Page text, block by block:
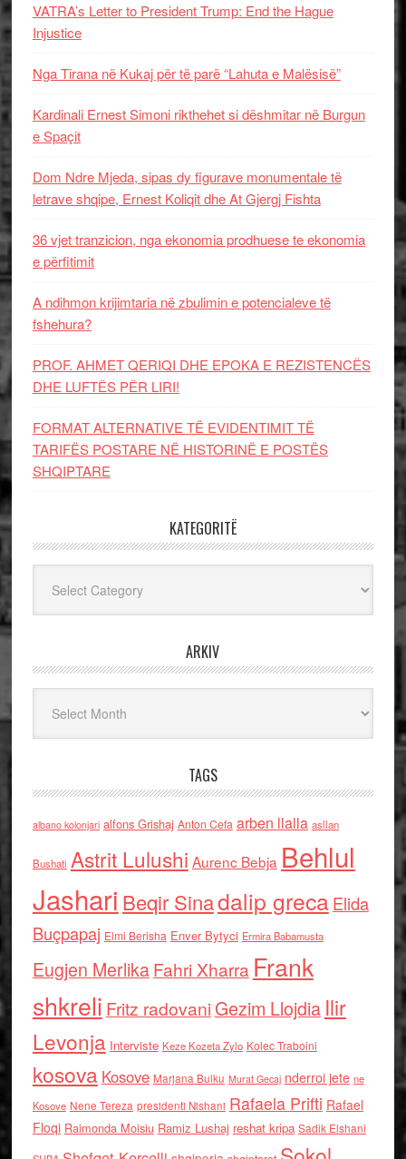
VATRA’s Letter to President Trump: End the Hague
Injustice
Nga Tirana në Kukaj për të parë “Lahuta e Malësisë”
Kardinali Ernest Simoni rikthehet si dëshmitar në Burgun
e Spaçit
Dom Ndre Mjeda, sipas dy figurave monumentale të
letrave shqipe, Ernest Koliqit dhe At Gjergj Fishta
36 vjet tranzicion, nga ekonomia prodhuese te ekonomia
e përfitimit
A ndihmon krijimtaria në zbulimin e potencialeve të
fshehura?
PROF. AHMET QERIQI DHE EPOKA E REZISTENCЁS
DHE LUFTЁS PЁR LIRI!
FORMAT ALTERNATIVE TË EVIDENTIMIT TË
TARIFËS POSTARE NË HISTORINË E POSTËS
SHQIPTARE
KATEGORITË
ARKIV
TAGS
albano kolonjari alfons Grishaj Anton Cefa arben llalla asllan
Bushati Astrit Lulushi Aurenc Bebja Behlul
Jashari Beqir Sinadalip grecaElida
Buçpapaj Elmi Berisha Enver Bytyci Ermira Babamusta
Eugjen MerlikaFahri Xharra Frank
shkreli Fritz radovaniGezim Llojdia Ilir
Levonja Interviste Keze Kozeta Zylo Kolec Traboini
kosova Kosove Marjana Bulku Murat Gecaj nderroi jete ne
Kosove Nene Tereza presidenti Nishani Rafaela Prifti Rafael
Floqi Raimonda Moisiu Ramiz Lushaj reshat kripa Sadik Elshani